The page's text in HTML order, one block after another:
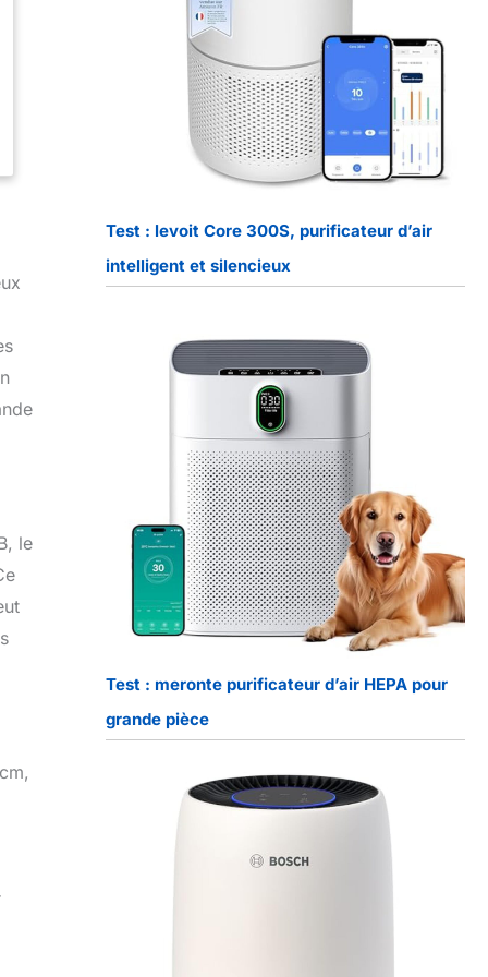
le
Test : levoit Core 300S, purificateur d’air
intelligent et silencieux
Test : meronte purificateur d’air HEPA pour
grande pièce